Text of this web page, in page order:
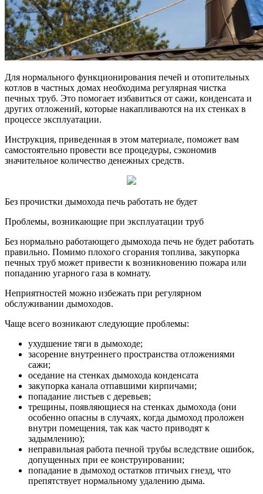
Для нормального функционирования печей и отопительных
котлов в частных домах необходима регулярная чистка
печных труб. Это помогает избавиться от сажи, конденсата и
других отложений, которые накапливаются на их стенках в
процессе эксплуатации.
Инструкция, приведенная в этом материале, поможет вам
самостоятельно провести все процедуры, сэкономив
значительное количество денежных средств.
Без прочистки дымохода печь работать не будет
Проблемы, возникающие при эксплуатации труб
Без нормально работающего дымохода печь не будет работать
правильно. Помимо плохого сгорания топлива, закупорка
печных труб может привести к возникновению пожара или
попаданию угарного газа в комнату.
Неприятностей можно избежать при регулярном
обслуживании дымоходов.
Чаще всего возникают следующие проблемы:
ухудшение тяги в дымоходе;
засорение внутреннего пространства отложениями
сажи;
оседание на стенках дымохода конденсата
закупорка канала отпавшими кирпичами;
попадание листьев с деревьев;
трещины, появляющиеся на стенках дымохода (они
особенно опасны в случаях, когда дымоход проложен
внутри помещения, так как часто приводят к
задымлению);
неправильная работа печной трубы вследствие ошибок,
допущенных при ее конструировании;
попадание в дымоход остатков птичьих гнезд, что
препятствует нормальному удалению дыма.